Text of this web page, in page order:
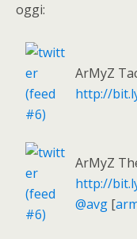
oggi:
ArMyZ
http://
ArMyZ
http://
@avg [